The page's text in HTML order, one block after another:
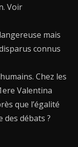
Voir
mais
connus
Chez les
Valentina
que l’égalité
des débats ?